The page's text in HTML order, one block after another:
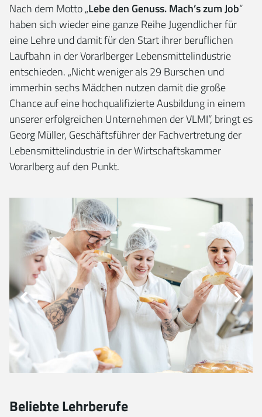
Nach dem Motto „Lebe den Genuss. Mach’s zum Job“
haben sich wieder eine ganze Reihe Jugendlicher für
eine Lehre und damit für den Start ihrer beruflichen
Laufbahn in der Vorarlberger Lebensmittelindustrie
entschieden. „Nicht weniger als 29 Burschen und
immerhin sechs Mädchen nutzen damit die große
Chance auf eine hochqualifizierte Ausbildung in einem
unserer erfolgreichen Unternehmen der VLMI“, bringt es
Georg Müller, Geschäftsführer der Fachvertretung der
Lebensmittelindustrie in der Wirtschaftskammer
Vorarlberg auf den Punkt.
Beliebte Lehrberufe